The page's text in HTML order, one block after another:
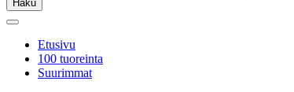
Haku
Etusivu
100 tuoreinta
Suurimmat